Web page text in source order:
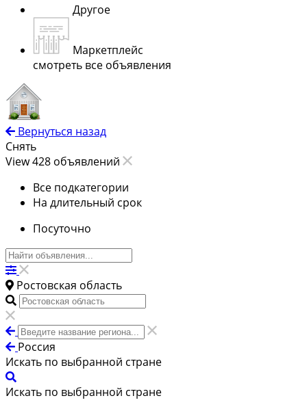
Другое
Маркетплейс
смотреть все объявления
Вернуться назад
Снять
View 428 объявлений
Все подкатегории
На длительный срок
Посуточно
Ростовская область
Россия
Искать по выбранной стране
Искать по выбранной стране